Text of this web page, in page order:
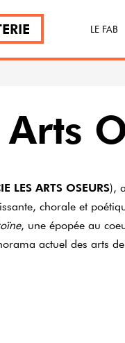
LE FAB
Arts
LES ARTS OSEURS),
chorale et
, une épopée au
actuel des arts